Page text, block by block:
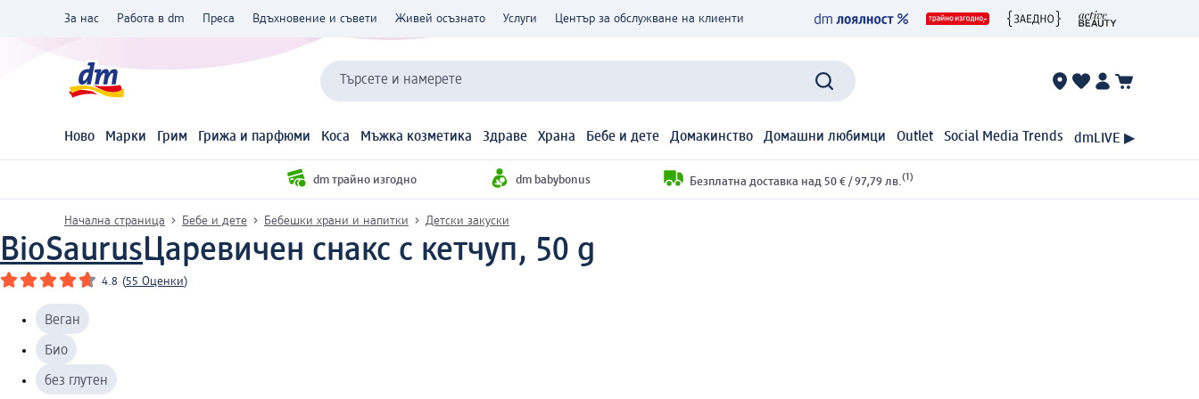
За нас Работа в dm Преса Вдъхновение и съвети Живей осъзнато Услуги Център за обслужване на клиенти
Търсете и намерете
Ново Марки Грим Грижа и парфюми Коса Мъжка козметика Здраве Храна Бебе и дете Домакинство Домашни любимци Outlet Social Media Trends dmLIVE ▶
dm трайно изгодно dm babybonus Безплатна доставка над 50 € / 97,79 лв. (1)
Начална страница Бебе и дете Бебешки храни и напитки Детски закуски
BioSaurusЦаревичен снакс с кетчуп, 50 g
4.8 (55 Оценки)
Веган
Био
без глутен